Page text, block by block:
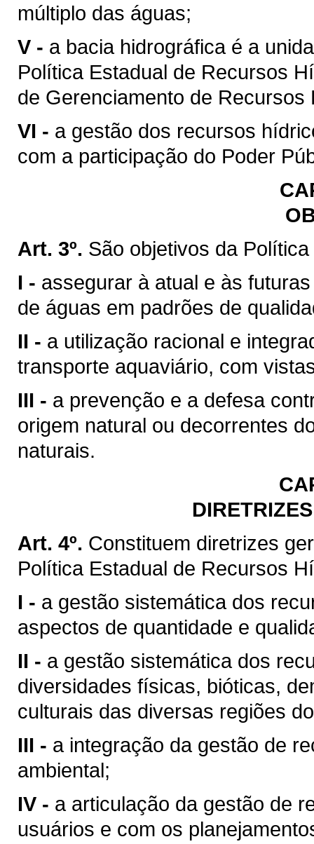
múltiplo das águas;
V - a bacia hidrográfica é a
Política Estadual de Recursos
de Gerenciamento de Recursos
VI - a gestão dos recursos
com a participação do Poder
Art. 3º. São objetivos da
I - assegurar à atual e às
de águas em padrões de
II - a utilização racional e
transporte aquaviário, com
III - a prevenção e a defesa
origem natural ou decorrentes
naturais.
Art. 4º. Constituem diretrizes
Política Estadual de Recursos
I - a gestão sistemática dos
aspectos de quantidade e
II - a gestão sistemática dos
diversidades físicas, bióticas,
culturais das diversas regiões
III - a integração da gestão de
ambiental;
IV - a articulação da gestão de
usuários e com os